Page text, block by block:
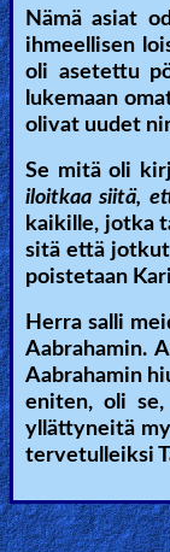
Nämä asiat
ihmeellisen
oli asetettu
lukemaan
olivat uudet
Se mitä oli
iloitkaa siitä,
kaikille, jotka
sitä että jotkut
poistetaan
Herra salli
Aabrahamin.
Aabrahamin
eniten, oli
yllättyneitä
tervetulleiksi